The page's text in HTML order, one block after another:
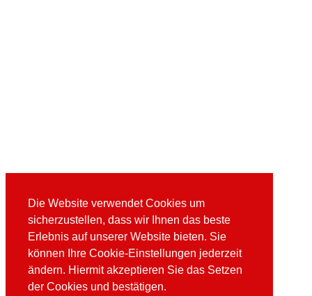
Die Website verwendet Cookies um
sicherzustellen, dass wir Ihnen das beste
Erlebnis auf unserer Website bieten. Sie
können Ihre Cookie-Einstellungen jederzeit
ändern. Hiermit akzeptieren Sie das Setzen
der Cookies und bestätigen.